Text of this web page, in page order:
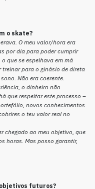
o skate?
O meu valor/hora era
por dia para poder cumprir
que se espelhava em má
treinar para o ginásio de direta
Não era coerente.
o dinheiro não
que respeitar este processo –
novos conhecimentos
o teu valor real no
chegado ao meu objetivo, que
horas. Mas posso garantir,
futuros?